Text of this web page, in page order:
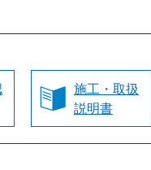
施工・取扱
説明書